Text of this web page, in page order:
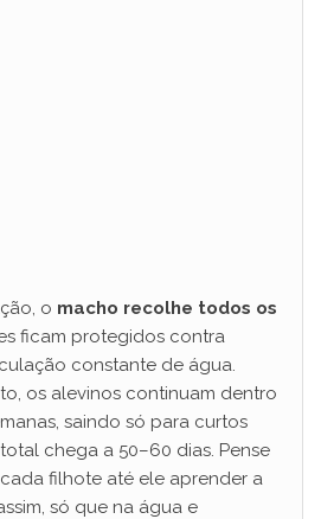
o macho recolhe todos os
ficam protegidos contra
constante de água.
os alevinos continuam dentro
saindo só para curtos
chega a 50–60 dias. Pense
filhote até ele aprender a
só que na água e